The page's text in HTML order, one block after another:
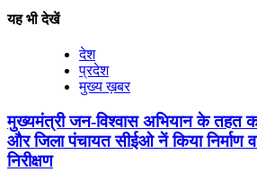
यह भी देखें
देश
प्रदेश
मुख्य ख़बर
मुख्यमंत्री जन-विश्वास अभियान के तहत
और जिला पंचायत सीईओ नें किया निर्माण व
निरीक्षण